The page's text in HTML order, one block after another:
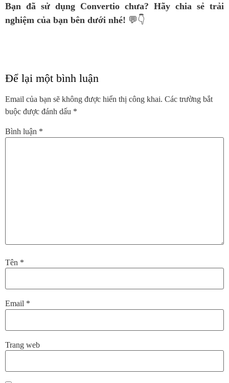
Bạn đã sử dụng Convertio chưa? Hãy chia sẻ trải
nghiệm của bạn bên dưới nhé! 💬👇
Để lại một bình luận
Email của bạn sẽ không được hiển thị công khai. Các trường bắt
buộc được đánh dấu *
Bình luận *
Tên *
Email *
Trang web